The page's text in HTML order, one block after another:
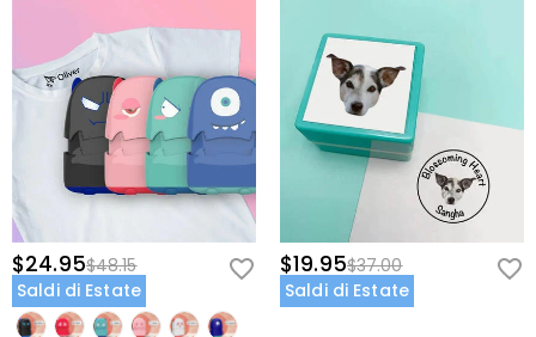
$24.95$48.15
Saldi di Estate
$19.95$37.00
Saldi di Estate